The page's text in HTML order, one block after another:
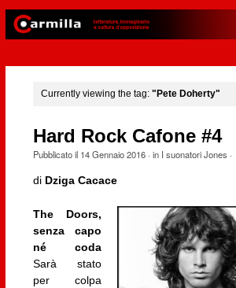
Currently viewing the tag: "Pete Doherty"
Hard Rock Cafone #4
Pubblicato il 14 Gennaio 2016· in I suonatori Jones ·
di Dziga Cacace
The Doors,
senza capo
né coda
Sarà stato
per colpa